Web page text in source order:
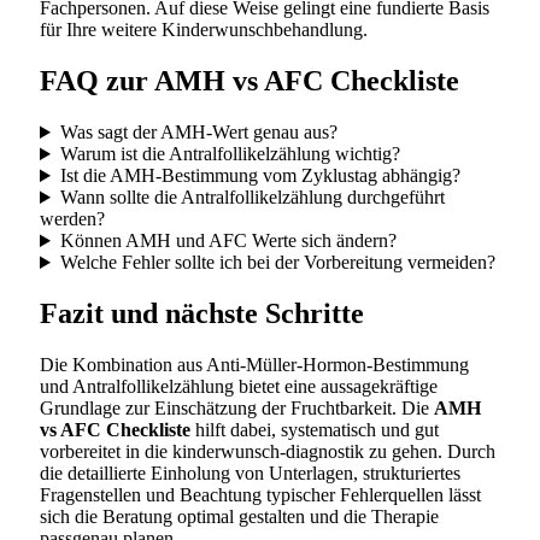
Fachpersonen. Auf diese Weise gelingt eine fundierte Basis
für Ihre weitere Kinderwunschbehandlung.
FAQ zur AMH vs AFC Checkliste
Was sagt der AMH-Wert genau aus?
Warum ist die Antralfollikelzählung wichtig?
Ist die AMH-Bestimmung vom Zyklustag abhängig?
Wann sollte die Antralfollikelzählung durchgeführt
werden?
Können AMH und AFC Werte sich ändern?
Welche Fehler sollte ich bei der Vorbereitung vermeiden?
Fazit und nächste Schritte
Die Kombination aus Anti-Müller-Hormon-Bestimmung
und Antralfollikelzählung bietet eine aussagekräftige
Grundlage zur Einschätzung der Fruchtbarkeit. Die AMH
vs AFC Checkliste hilft dabei, systematisch und gut
vorbereitet in die kinderwunsch-diagnostik zu gehen. Durch
die detaillierte Einholung von Unterlagen, strukturiertes
Fragenstellen und Beachtung typischer Fehlerquellen lässt
sich die Beratung optimal gestalten und die Therapie